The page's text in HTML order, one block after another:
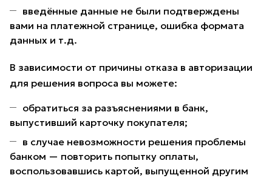
введённые данные не были подтверждены
вами на платежной странице, ошибка формата
данных и т.д.
В зависимости от причины отказа в авторизации
для решения вопроса вы можете:
обратиться за разъяснениями в банк,
выпустивший карточку покупателя;
в случае невозможности решения проблемы
банком — повторить попытку оплаты,
воспользовавшись картой, выпущенной другим